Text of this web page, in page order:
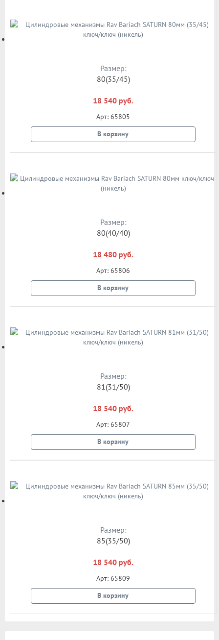
Размер:
80(35/45)
18 540 руб.
Арт: 65805
В корзину
Размер:
80(40/40)
18 480 руб.
Арт: 65806
В корзину
Размер:
81(31/50)
18 540 руб.
Арт: 65807
В корзину
Размер:
85(35/50)
18 540 руб.
Арт: 65809
В корзину